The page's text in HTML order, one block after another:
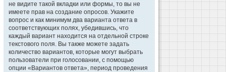
не видите такой вкладки или формы, то вы не
имеете прав на создание опросов. Укажите
вопрос и как минимум два варианта ответа в
соответствующих полях, убедившись, что
каждый вариант находится на отдельной строке
текстового поля. Вы также можете задать
количество вариантов, которые могут выбрать
пользователи при голосовании, с помощью
опции «Вариантов ответа», период проведения